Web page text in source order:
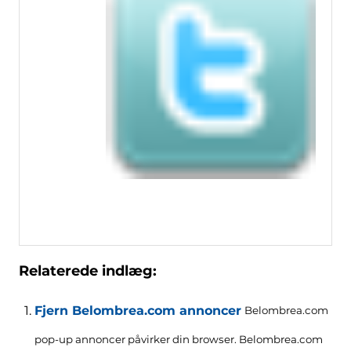
Relaterede indlæg:
Fjern Belombrea.com annoncer Belombrea.com
pop-up annoncer påvirker din browser. Belombrea.com